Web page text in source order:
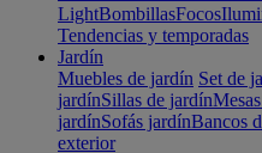
LightBombillasFocos
Tendencias y temporadas
Jardín
Muebles de jardín Set de
jardínSillas de jardín
jardínSofás jardínBancos
exterior